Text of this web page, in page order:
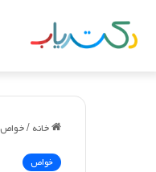
خانه /خواص
خواص